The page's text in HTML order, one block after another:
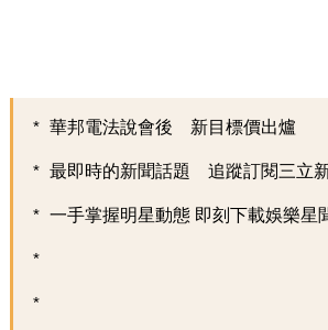
華邦電法說會後 新目標價出爐
最即時的新聞話題 追蹤訂閱三立
一手掌握明星動態 即刻下載娛樂星